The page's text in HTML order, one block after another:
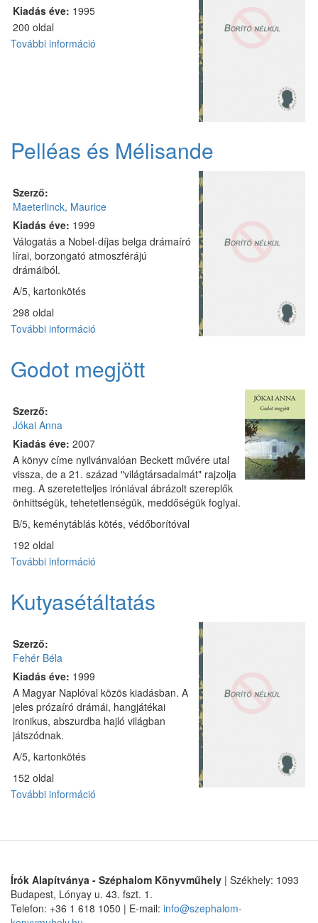
Kiadás éve: 1995
200 oldal
További információ
Pelléas és Mélisande
Szerző:
Maeterlinck, Maurice
Kiadás éve: 1999
Válogatás a Nobel-díjas belga drámaíró
lírai, borzongató atmoszférájú
drámáiból.
A/5, kartonkötés
298 oldal
További információ
tartalommal
kapcsolatosan
Godot megjött
Szerző:
Jókai Anna
Kiadás éve: 2007
A könyv címe nyilvánvalóan Beckett művére utal
vissza, de a 21. század "világtársadalmát" rajzolja
meg. A szeretetteljes iróniával ábrázolt szereplők
önhittségük, tehetetlenségük, meddőségük foglyai.
B/5, keménytáblás kötés, védőborítóval
192 oldal
További információ
kapcsolatosan
Kutyasétáltatás
Szerző:
Fehér Béla
Kiadás éve: 1999
A Magyar Naplóval közös kiadásban. A
jeles prózaíró drámái, hangjátékai
ironikus, abszurdba hajló világban
játszódnak.
A/5, kartonkötés
152 oldal
További információ
Írók Alapítványa - Széphalom Könyvműhely | Székhely: 1093
Budapest, Lónyay u. 43. fszt. 1.
Telefon: +36 1 618 1050 | E-mail: info@szephalom-